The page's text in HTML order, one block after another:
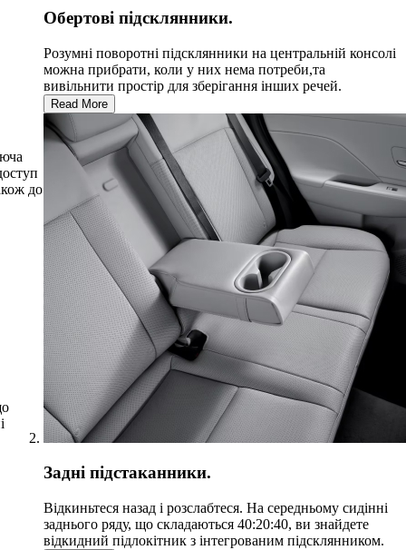
до
Обертові підсклянники.
Розумні поворотні підсклянники на центральній консолі
можна прибрати, коли у них нема потреби,та
вивільнити простір для зберігання інших речей.
Read More
Задні підстаканники.
Відкиньтеся назад і розслабтеся. На середньому сидінні
заднього ряду, що складаються 40:20:40, ви знайдете
відкидний підлокітник з інтегрованим підсклянником.